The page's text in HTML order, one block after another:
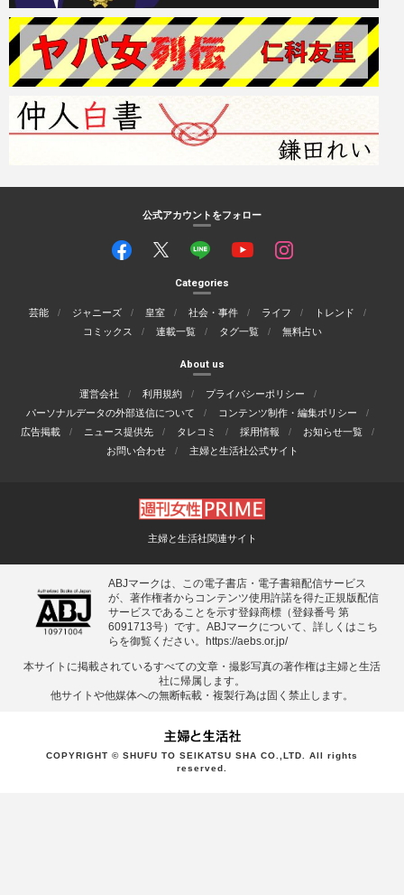
公式アカウントをフォロー
Categories
芸能 ジャニーズ 皇室 社会・事件 ライフ
トレンド
コミックス
連載一覧 タグ一覧 無料占い
About us
運営会社 利用規約
プライバシーポリシー
パーソナルデータの外部送信について
コンテンツ制作・編集ポリシー
広告掲載
ニュース提供先 タレコミ 採用情報
お知らせ一覧
お問い合わせ
主婦と生活社公式サイト
主婦と生活社関連サイト
ABJマークは、この電子書店・電子書籍配信サービス
が、著作権者からコンテンツ使用許諾を得た正規版配信
サービスであることを示す登録商標（登録番号 第
6091713号）です。ABJマークについて、詳しくはこち
らを御覧ください。 https://aebs.or.jp/
本サイトに掲載されているすべての⽂章・撮影写真の著作権は主婦と⽣活
社に帰属します。
他サイトや他媒体への無断転載・複製⾏為は固く禁⽌します。
COPYRIGHT © SHUFU TO SEIKATSU SHA CO.,LTD. All rights
reserved.